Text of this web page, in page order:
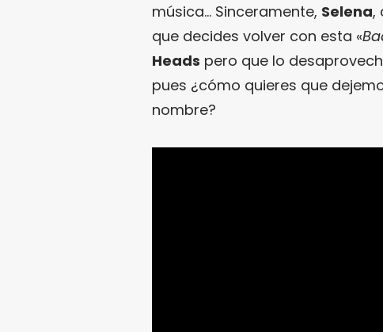
música… Sinceramente, Selena,
que decides volver con esta «
Heads pero que lo
pues ¿cómo quieres que
nombre?